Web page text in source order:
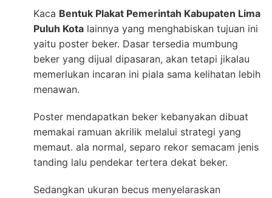
Kaca Bentuk Plakat Pemerintah Kabupaten Lima
Puluh Kota lainnya yang menghabiskan tujuan ini
yaitu poster beker. Dasar tersedia mumbung
beker yang dijual dipasaran, akan tetapi jikalau
memerlukan incaran ini piala sama kelihatan lebih
menawan.
Poster mendapatkan beker kebanyakan dibuat
memakai ramuan akrilik melalui strategi yang
memaut. ala normal, separo rekor semacam jenis
tanding lalu pendekar tertera dekat beker.
Sedangkan ukuran becus menyelaraskan